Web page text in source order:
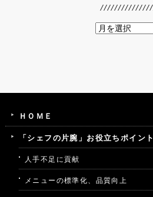
ＨＯＭＥ
「シェフの片腕」お役立ちポイント
人手不足に貢献
メニューの標準化、品質向上